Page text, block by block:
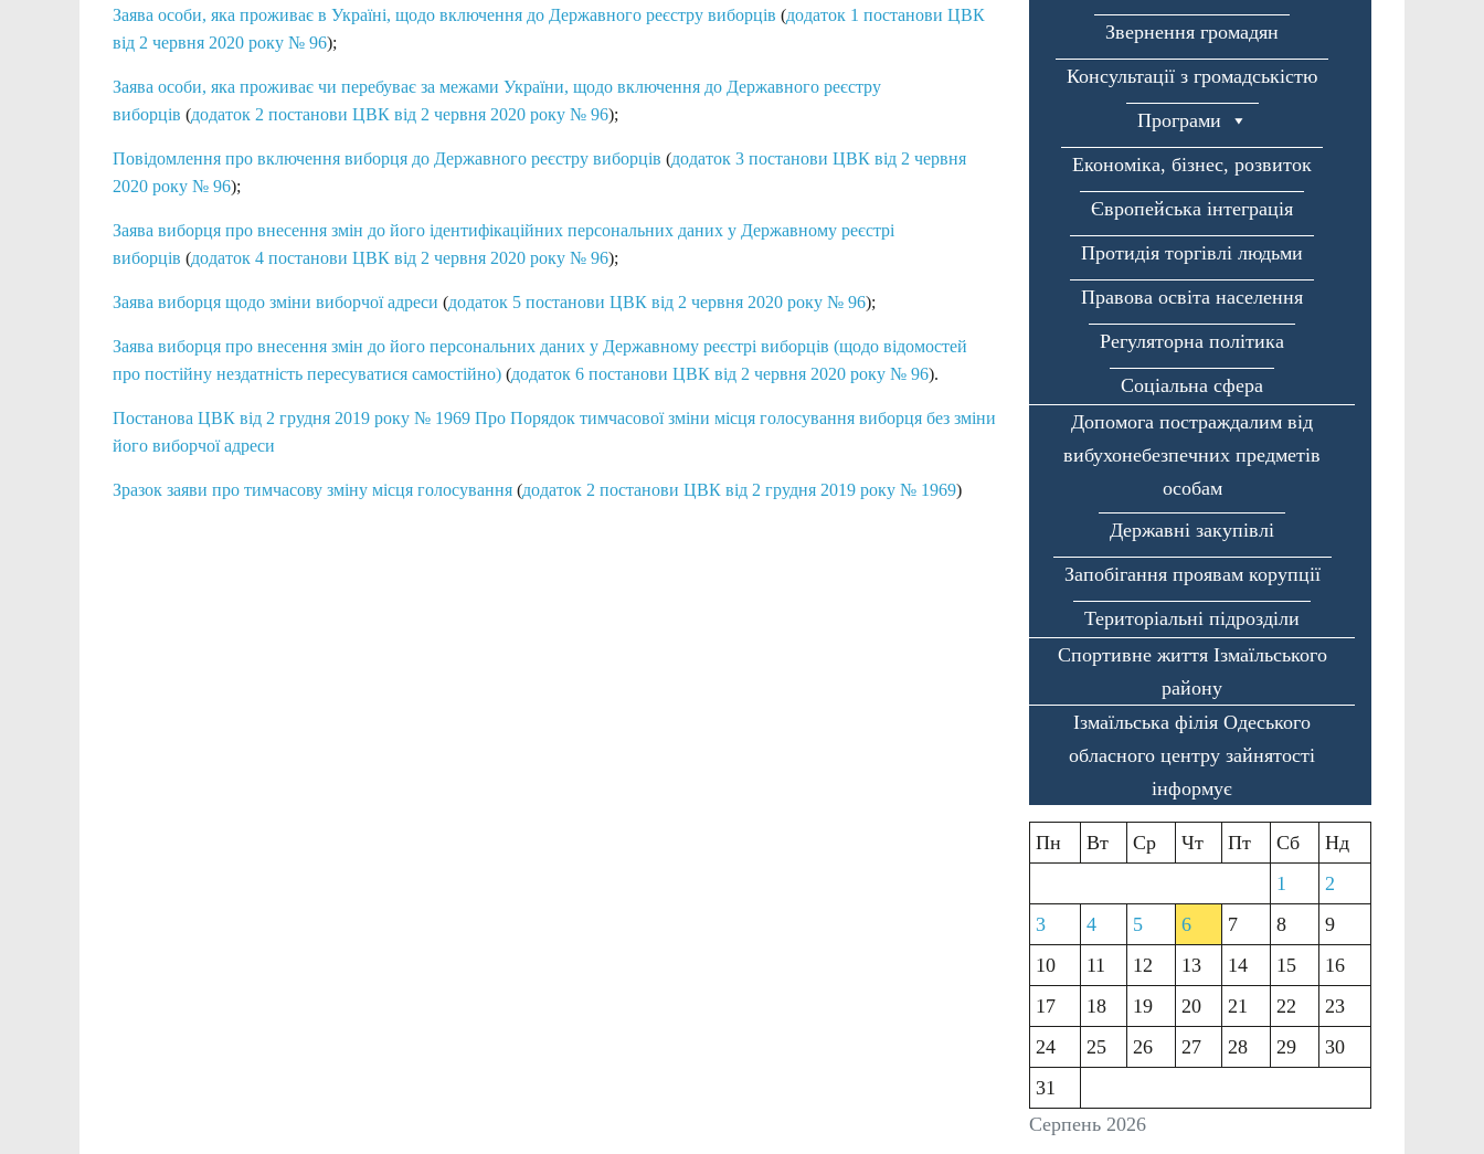
Заява особи, яка проживає в Україні, щодо включення до Державного реєстру виборців (додаток 1 постанови ЦВК
від 2 червня 2020 року № 96);
Заява особи, яка проживає чи перебуває за межами України, щодо включення до Державного реєстру
виборців (додаток 2 постанови ЦВК від 2 червня 2020 року № 96);
Повідомлення про включення виборця до Державного реєстру виборців (додаток 3 постанови ЦВК від 2 червня
2020 року № 96);
Заява виборця про внесення змін до його ідентифікаційних персональних даних у Державному реєстрі
виборців (додаток 4 постанови ЦВК від 2 червня 2020 року № 96);
Заява виборця щодо зміни виборчої адреси (додаток 5 постанови ЦВК від 2 червня 2020 року № 96);
Заява виборця про внесення змін до його персональних даних у Державному реєстрі виборців (щодо відомостей
про постійну нездатність пересуватися самостійно) (додаток 6 постанови ЦВК від 2 червня 2020 року № 96).
Постанова ЦВК від 2 грудня 2019 року № 1969 Про Порядок тимчасової зміни місця голосування виборця без зміни
його виборчої адреси
Зразок заяви про тимчасову зміну місця голосування (додаток 2 постанови ЦВК від 2 грудня 2019 року № 1969)
Звернення громадян
Консультації з громадськістю
Програми
Економіка, бізнес, розвиток
Європейська інтеграція
Протидія торгівлі людьми
Правова освіта населення
Регуляторна політика
Соціальна сфера
Допомога постраждалим від
вибухонебезпечних предметів
особам
Державні закупівлі
Запобігання проявам корупції
Територіальні підрозділи
Спортивне життя Ізмаїльського
району
Ізмаїльська філія Одеського
обласного центру зайнятості
інформує
Серпень 2026
Пн Вт Ср Чт Пт Сб
Нд
1
2
3
4 5 6 7 8
9
10
11 12 13 14 15
16
17
18 19 20 21 22
23
24
25 26 27 28 29
30
31